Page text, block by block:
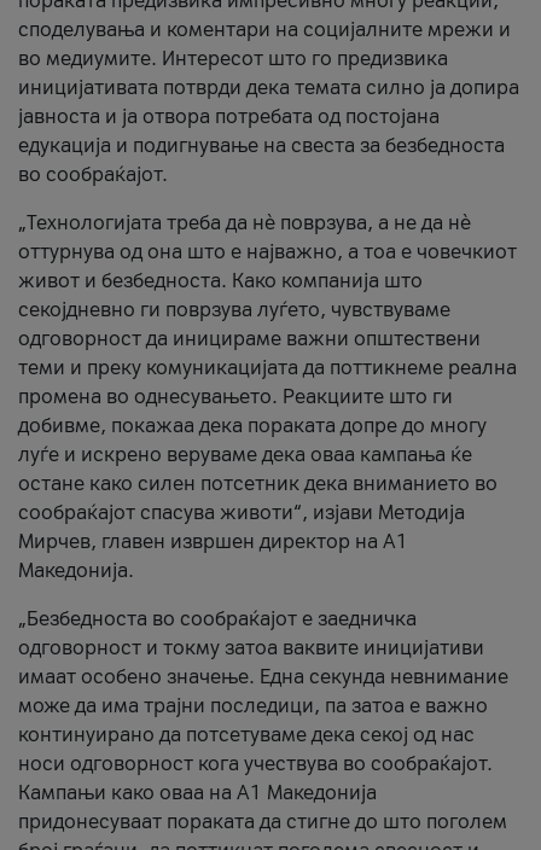
споделувања и коментари на социјалните мрежи и
во медиумите. Интересот што го предизвика
иницијативата потврди дека темата силно ја допира
јавноста и ја отвора потребата од постојана
едукација и подигнување на свеста за безбедноста
во сообраќајот.
„Технологијата треба да нè поврзува, а не да нè
оттурнува од она што е најважно, а тоа е човечкиот
живот и безбедноста. Како компанија што
секојдневно ги поврзува луѓето, чувствуваме
одговорност да иницираме важни општествени
теми и преку комуникацијата да поттикнеме реална
промена во однесувањето. Реакциите што ги
добивме, покажаа дека пораката допре до многу
луѓе и искрено веруваме дека оваа кампања ќе
остане како силен потсетник дека вниманието во
сообраќајот спасува животи“, изјави Методија
Мирчев, главен извршен директор на А1
Македонија.
„Безбедноста во сообраќајот е заедничка
одговорност и токму затоа ваквите иницијативи
имаат особено значење. Една секунда невнимание
може да има трајни последици, па затоа е важно
континуирано да потсетуваме дека секој од нас
носи одговорност кога учествува во сообраќајот.
Кампањи како оваа на A1 Македонија
придонесуваат пораката да стигне до што поголем